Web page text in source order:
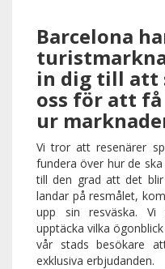
Barcelona
in dig till att
oss för att
ur
Vi tror att resenärer
fundera över hur de
till den grad att det
landar på resmålet,
upp sin resväska.
upptäcka vilka
vår stads besökare
exklusiva erbjudanden.